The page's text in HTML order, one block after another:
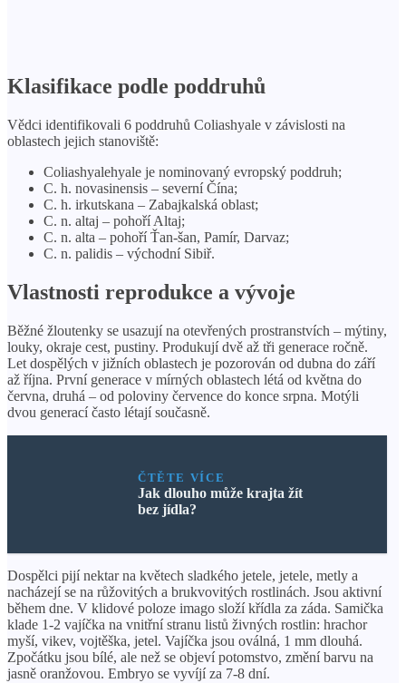
Klasifikace podle poddruhů
Vědci identifikovali 6 poddruhů Coliashyale v závislosti na
oblastech jejich stanoviště:
Coliashyalehyale je nominovaný evropský poddruh;
C. h. novasinensis – severní Čína;
C. h. irkutskana – Zabajkalská oblast;
C. n. altaj – pohoří Altaj;
C. n. alta – pohoří Ťan-šan, Pamír, Darvaz;
C. n. palidis – východní Sibiř.
Vlastnosti reprodukce a vývoje
Běžné žloutenky se usazují na otevřených prostranstvích – mýtiny,
louky, okraje cest, pustiny. Produkují dvě až tři generace ročně.
Let dospělých v jižních oblastech je pozorován od dubna do září
až října. První generace v mírných oblastech létá od května do
června, druhá – od poloviny července do konce srpna. Motýli
dvou generací často létají současně.
ČTĚTE VÍCE
Jak dlouho může krajta žít
bez jídla?
Dospělci pijí nektar na květech sladkého jetele, jetele, metly a
nacházejí se na růžovitých a brukvovitých rostlinách. Jsou aktivní
během dne. V klidové poloze imago složí křídla za záda. Samička
klade 1-2 vajíčka na vnitřní stranu listů živných rostlin: hrachor
myší, vikev, vojtěška, jetel. Vajíčka jsou oválná, 1 mm dlouhá.
Zpočátku jsou bílé, ale než se objeví potomstvo, změní barvu na
jasně oranžovou. Embryo se vyvíjí za 7-8 dní.